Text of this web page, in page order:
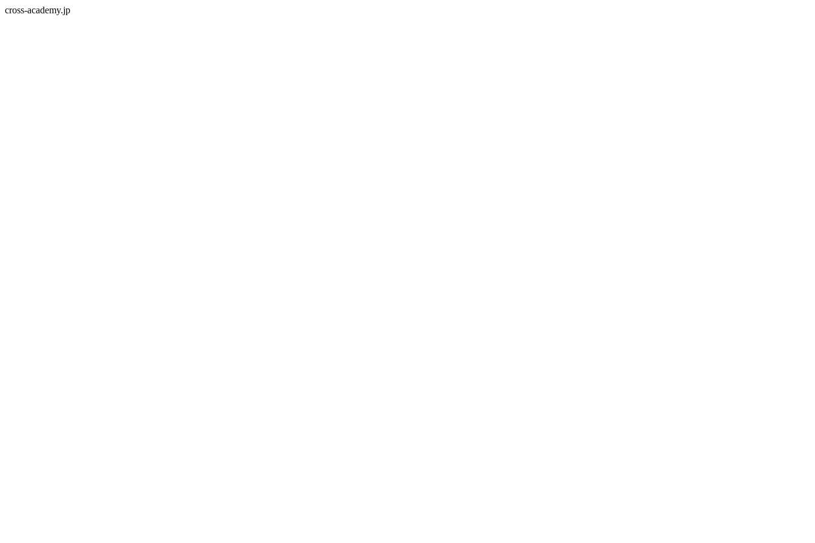
cross-academy.jp